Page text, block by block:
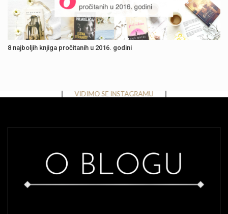
8 najboljih knjiga pročitanih u 2016. godini
VIDIMO SE INSTAGRAMU
Instagram has returned invalid data.